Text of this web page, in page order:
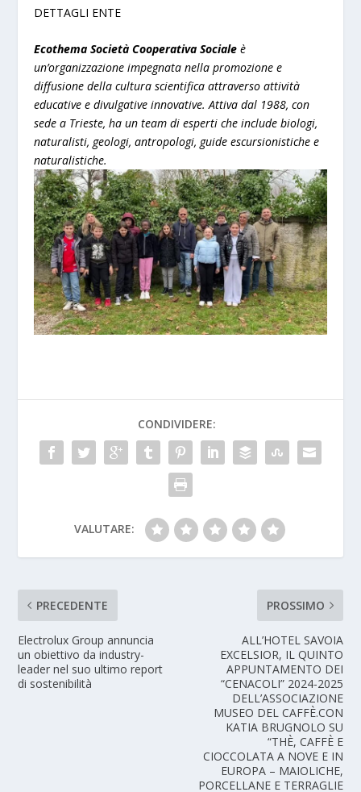
DETTAGLI ENTE
Ecothema Società Cooperativa Sociale è
un’organizzazione impegnata nella promozione e
diffusione della cultura scientifica attraverso attività
educative e divulgative innovative. Attiva dal 1988, con
sede a Trieste, ha un team di esperti che include biologi,
naturalisti, geologi, antropologi, guide escursionistiche e
naturalistiche.
CONDIVIDERE:
VALUTARE:
PRECEDENTE
Electrolux Group annuncia
un obiettivo da industry-
leader nel suo ultimo report
di sostenibilità
PROSSIMO
ALL’HOTEL SAVOIA
EXCELSIOR, IL QUINTO
APPUNTAMENTO DEI
“CENACOLI” 2024-2025
DELL’ASSOCIAZIONE
MUSEO DEL CAFFÈ.CON
KATIA BRUGNOLO SU
“THÈ, CAFFÈ E
CIOCCOLATA A NOVE E IN
EUROPA – MAIOLICHE,
PORCELLANE E TERRAGLIE